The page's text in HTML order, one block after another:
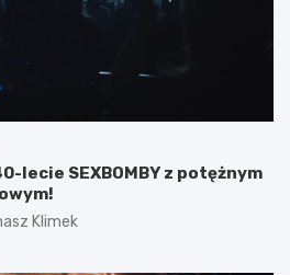
lecie SEXBOMBY z potężnym
Klimek